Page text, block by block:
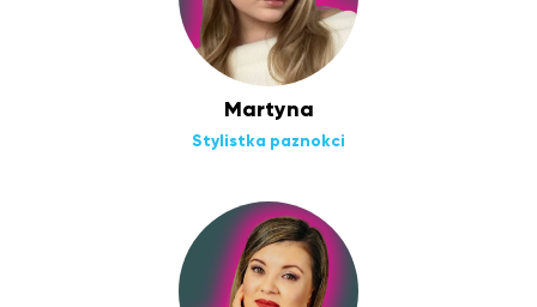
Martyna
Stylistka paznokci